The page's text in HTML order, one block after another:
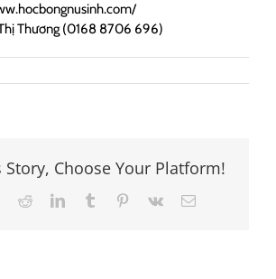
Thương (0168 8706 696)
Story, Choose Your Platform!
RedditLinkedInTumblr Pinterest
Vk Email